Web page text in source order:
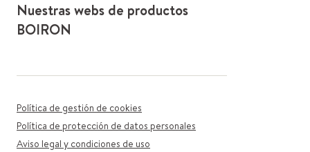
Nuestras webs de productos
BOIRON
Política de gestión de cookies
Política de protección de datos personales
Aviso legal y condiciones de uso